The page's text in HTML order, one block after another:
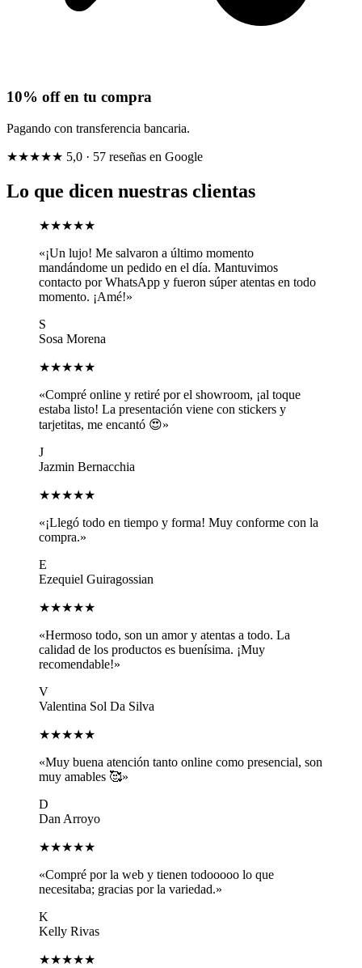
10% off en tu compra
Pagando con transferencia bancaria.
★★★★★ 5,0 · 57 reseñas en Google
Lo que dicen nuestras clientas
★★★★★
«¡Un lujo! Me salvaron a último momento
mandándome un pedido en el día. Mantuvimos
contacto por WhatsApp y fueron súper atentas en todo
momento. ¡Amé!»
S
Sosa Morena
★★★★★
«Compré online y retiré por el showroom, ¡al toque
estaba listo! La presentación viene con stickers y
tarjetitas, me encantó 😍»
J
Jazmin Bernacchia
★★★★★
«¡Llegó todo en tiempo y forma! Muy conforme con la
compra.»
E
Ezequiel Guiragossian
★★★★★
«Hermoso todo, son un amor y atentas a todo. La
calidad de los productos es buenísima. ¡Muy
recomendable!»
V
Valentina Sol Da Silva
★★★★★
«Muy buena atención tanto online como presencial, son
muy amables 🥰»
D
Dan Arroyo
★★★★★
«Compré por la web y tienen todooooo lo que
necesitaba; gracias por la variedad.»
K
Kelly Rivas
★★★★★